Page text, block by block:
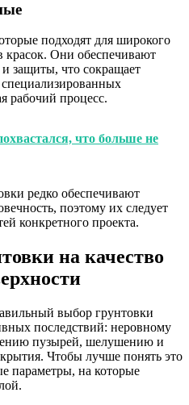
подходят для широкого
красок. Они обеспечивают
защиты, что сокращает
рабочий процесс.
что больше не
редко обеспечивают
поэтому их следует
конкретного проекта.
на качество
выбор грунтовки
последствий: неровному
пузырей, шелушению и
Чтобы лучше понять это
параметры, на которые